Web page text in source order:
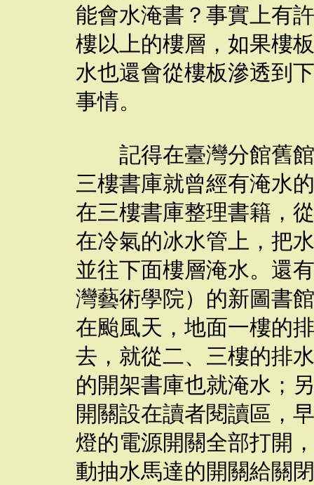
能會水淹書？事實上有
樓以上的樓層，如果樓
水也還會從樓板滲透到
事情。
記得在臺灣分館舊館
三樓書庫就曾經有淹水
在三樓書庫整理書籍，
在冷氣的冰水管上，把
並往下面樓層淹水。還
灣藝術學院）的新圖書
在颱風天，地面一樓的
去，就從二、三樓的排
的開架書庫也就淹水；
開關設在讀者閱讀區，
燈的電源開關全部打開
動抽水馬達的開關給關